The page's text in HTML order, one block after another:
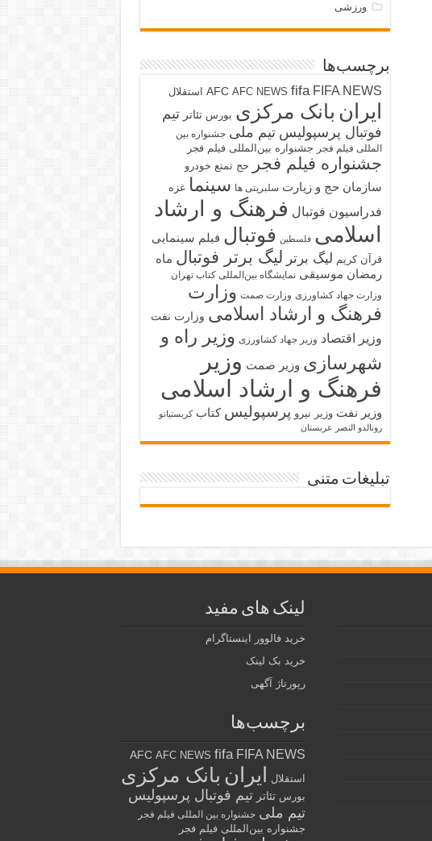
ورزشی
برچسب‌ها
AFC AFC NEWS fifa FIFA NEWS استقلال
ایران بانک مرکزی بورس تئاتر تیم
فوتبال پرسپولیس تیم ملی جشنواره بین
المللی فیلم فجر جشنواره بین‌المللی فیلم فجر
جشنواره فیلم فجر حج تمتع خودرو
سازمان حج و زیارت سلبریتی ها سینما غزه
فدراسیون فوتبال فرهنگ و ارشاد
اسلامی فلسطین فوتبال فیلم سینمایی
قرآن کریم لیگ برتر لیگ برتر فوتبال ماه
رمضان موسیقی نمایشگاه بین‌المللی کتاب تهران
وزارت جهاد کشاورزی وزارت صمت وزارت
فرهنگ و ارشاد اسلامی وزارت نفت
وزیر اقتصاد وزیر جهاد کشاورزی وزیر راه و
شهرسازی وزیر صمت وزیر
فرهنگ و ارشاد اسلامی
وزیر نفت وزیر نیرو پرسپولیس کتاب کریستیانو
رونالدو النصر عربستان
تبلیغات متنی
لینک های مفید
خرید فالوور اینستاگرام
خرید بک لینک
رپورتاژ آگهی
برچسب‌ها
AFC AFC NEWS fifa FIFA NEWS
استقلال ایران بانک مرکزی
بورس تئاتر تیم فوتبال پرسپولیس
تیم ملی جشنواره بین المللی فیلم فجر
جشنواره بین‌المللی فیلم فجر